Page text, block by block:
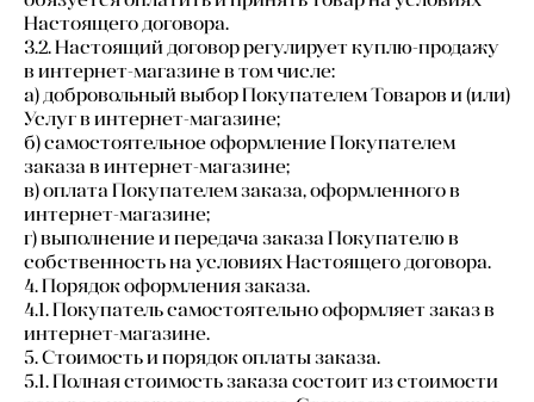
Настоящего договора.
3.2. Настоящий договор регулирует куплю-продажу
в интернет-магазине в том числе:
а) добровольный выбор Покупателем Товаров и (или)
Услуг в интернет-магазине;
б) самостоятельное оформление Покупателем
заказа в интернет-магазине;
в) оплата Покупателем заказа, оформленного в
интернет-магазине;
г) выполнение и передача заказа Покупателю в
собственность на условиях Настоящего договора.
4. Порядок оформления заказа.
4.1. Покупатель самостоятельно оформляет заказ в
интернет-магазине.
5. Стоимость и порядок оплаты заказа.
5.1. Полная стоимость заказа состоит из стоимости